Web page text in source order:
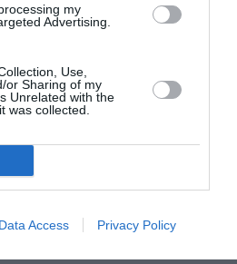
my
Advertising.
Use,
or Sharing of my
Unrelated with the
was collected.
Data Access Privacy Policy
για Μικρά Παιδιά Α
Διάρκεια 48′
– Μικρές Περιπέτειες Α
Διάρκεια 44′
– Η Φωνή σου Α
Διάρκεια 80′
Αποκλειστικά για
Διάρκεια 103′